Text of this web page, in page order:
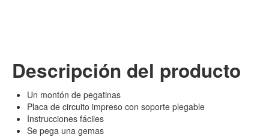
Descripción del producto
Un montón de pegatinas
Placa de circuito impreso con soporte plegable
Instrucciones fáciles
Se pega una gemas